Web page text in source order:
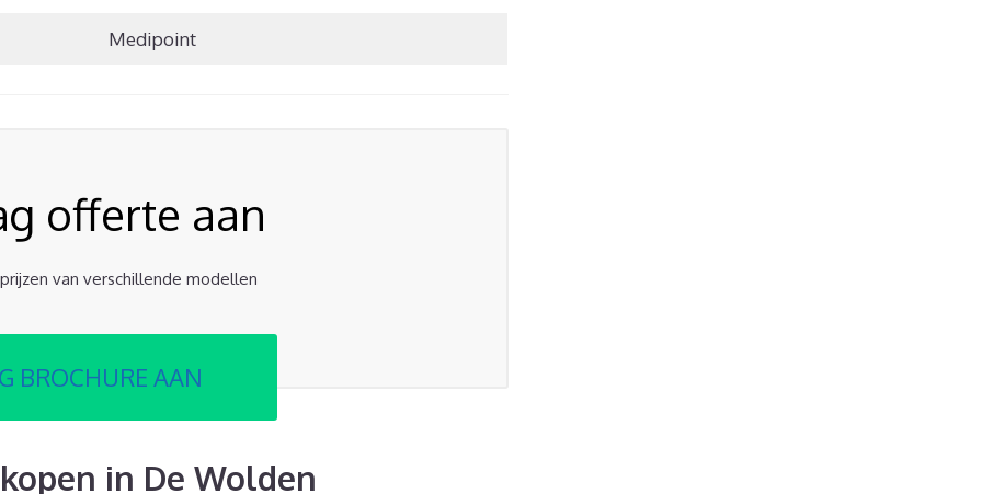
Medipoint
offerte aan
van verschillende modellen
BROCHURE AAN
in De Wolden